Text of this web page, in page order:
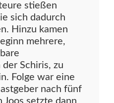
stießen
sich dadurch
Hinzu kamen
mehrere,
der Schiris, zu
Folge war eine
nach fünf
Joos setzte dann